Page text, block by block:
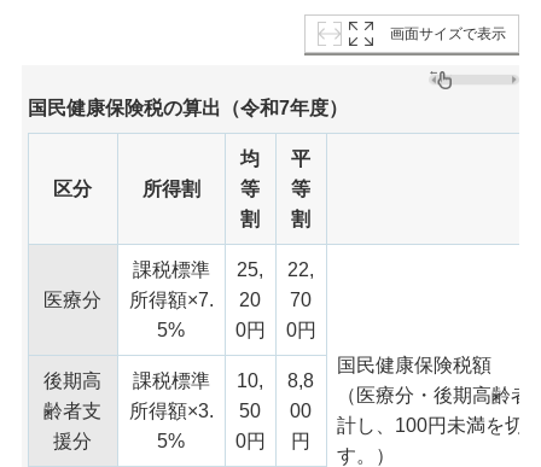
画面サイズで表示
国民健康保険税の算出（令和7年度）
区分 所得割
均
等
割
平
等
割
医療分
課税標準
所得額×7.
5%
25,
20
0円
22,
70
0円
国民健康保険税額
（医療分・後期高齢
計し、100円未満を切
す。）
後期高
齢者支
援分
課税標準
所得額×3.
5%
10,
50
0円
8,8
00
円